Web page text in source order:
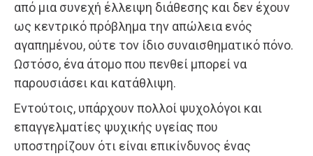
από μια συνεχή έλλειψη διάθεσης και δεν έχουν
ως κεντρικό πρόβλημα την απώλεια ενός
αγαπημένου, ούτε τον ίδιο συναισθηματικό πόνο.
Ωστόσο, ένα άτομο που πενθεί μπορεί να
παρουσιάσει και κατάθλιψη.
Εντούτοις, υπάρχουν πολλοί ψυχολόγοι και
επαγγελματίες ψυχικής υγείας που
υποστηρίζουν ότι είναι επικίνδυνος ένας